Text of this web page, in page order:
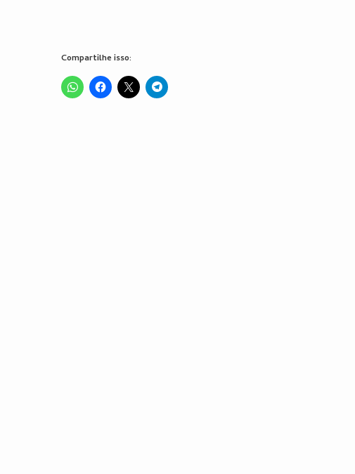
Compartilhe isso: